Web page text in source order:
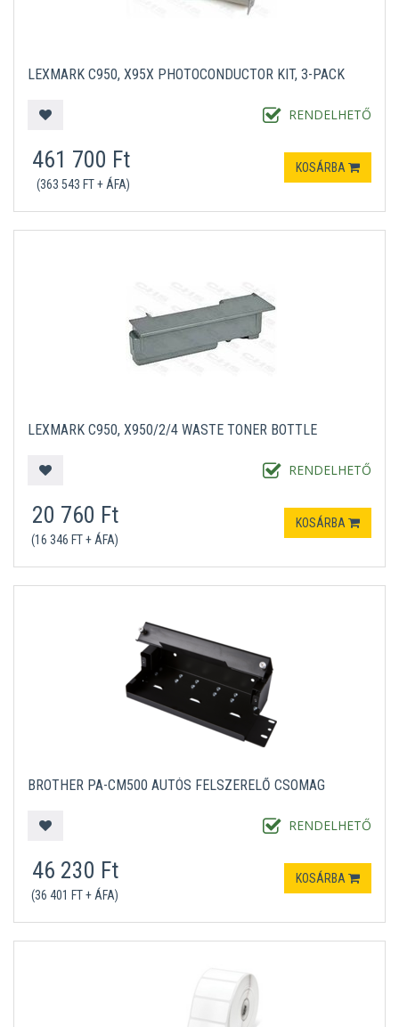
LEXMARK C950, X95X PHOTOCONDUCTOR KIT, 3-PACK
RENDELHETŐ
461 700 Ft
(363 543 FT + ÁFA)
KOSÁRBA
LEXMARK C950, X950/2/4 WASTE TONER BOTTLE
RENDELHETŐ
20 760 Ft
(16 346 FT + ÁFA)
KOSÁRBA
BROTHER PA-CM500 AUTÓS FELSZERELŐ CSOMAG
RENDELHETŐ
46 230 Ft
(36 401 FT + ÁFA)
KOSÁRBA